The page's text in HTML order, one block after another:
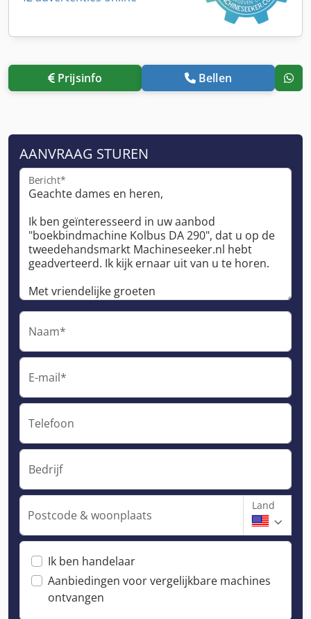
Prijsinfo Bellen
AANVRAAG STUREN
Bericht*
Naam*
E-mail*
Telefoon
Bedrijf
Postcode & woonplaats
Land
Ik ben handelaar
Aanbiedingen voor vergelijkbare machines
ontvangen